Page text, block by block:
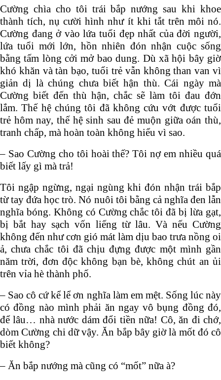
Cường chìa cho tôi trái bắp nướng sau khi khoe
thành tích, nụ cười hình như ít khi tắt trên môi nó.
Cường đang ở vào lứa tuổi đẹp nhất của đời người,
lứa tuổi mới lớn, hồn nhiên đón nhận cuộc sống
bằng tấm lòng cởi mở bao dung. Dù xã hội bây giờ
khó khăn và tàn bạo, tuổi trẻ vẫn không than van vì
giản dị là chúng chưa biết hận thù. Cái ngày mà
Cường biết đến thù hận, chắc sẽ làm tôi đau đớn
lắm. Thế hệ chúng tôi đã không cứu vớt được tuổi
trẻ hôm nay, thế hệ sinh sau đẻ muộn giữa oán thù,
tranh chấp, mà hoàn toàn không hiểu vì sao.
– Sao Cường cho tôi hoài thế? Tôi nợ em nhiều quá
biết lấy gì mà trả!
Tôi ngập ngừng, ngại ngùng khi đón nhận trái bắp
từ tay đứa học trò. Nó nuôi tôi bằng cả nghĩa đen lẫn
nghĩa bóng. Không có Cường chắc tôi đã bị lừa gạt,
bị bắt hay sạch vốn liếng từ lâu. Và nếu Cường
không đến như cơn gió mát làm dịu bao trưa nồng oi
ả, chưa chắc tôi đã chịu đựng được một mình gần
năm trời, đơn độc không bạn bè, không chút an ủi
trên vỉa hè thành phố.
– Sao cô cứ kể lể ơn nghĩa làm em mệt. Sống lúc này
có đồng nào mình phải ăn ngay vô bụng đồng đó,
để lâu… nhà nước dám đổi tiền nữa! Cô, ăn đi chớ,
dòm Cường chi dữ vậy. Ăn bắp bây giờ là mốt đó cô
biết không?
– Ăn bắp nướng mà cũng có “mốt” nữa à?